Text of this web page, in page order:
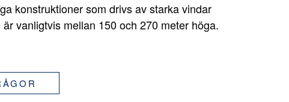
konstruktioner som drivs av starka vindar
vanligtvis mellan 150 och 270 meter höga.